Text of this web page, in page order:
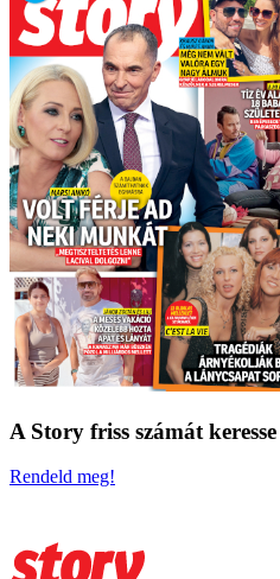
A Story friss számát
Rendeld meg!